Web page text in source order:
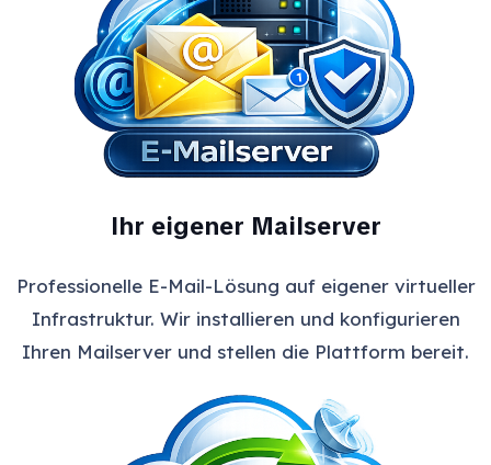
Ihr eigener Mailserver
Professionelle E-Mail-Lösung auf eigener virtueller
Infrastruktur. Wir installieren und konfigurieren
Ihren Mailserver und stellen die Plattform bereit.